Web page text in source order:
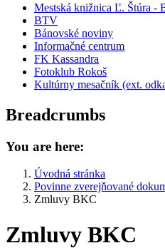
Mestská knižnica Ľ. Štúra -
BTV
Bánovské noviny
Informačné centrum
FK Kassandra
Fotoklub Rokoš
Kultúrny mesačník (ext.
Breadcrumbs
You are here:
Úvodná stránka
Povinne zverejňované
Zmluvy BKC
Zmluvy BKC